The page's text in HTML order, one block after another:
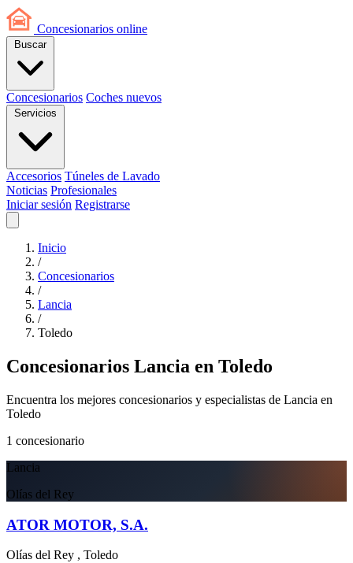
Concesionarios online
Buscar
Concesionarios Coches nuevos
Servicios
Accesorios Túneles de Lavado
Noticias Profesionales
Iniciar sesión Registrarse
Inicio
/
Concesionarios
/
Lancia
/
Toledo
Concesionarios Lancia en Toledo
Encuentra los mejores concesionarios y especialistas de Lancia en
Toledo
1 concesionario
Lancia
Olías del Rey
ATOR MOTOR, S.A.
Olías del Rey , Toledo